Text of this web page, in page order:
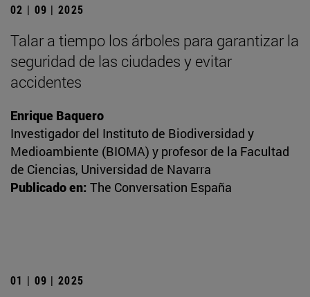
02 | 09 | 2025
Talar a tiempo los árboles para garantizar la
seguridad de las ciudades y evitar
accidentes
Enrique Baquero
Investigador del Instituto de Biodiversidad y
Medioambiente (BIOMA) y profesor de la Facultad
de Ciencias, Universidad de Navarra
Publicado en: The Conversation España
01 | 09 | 2025